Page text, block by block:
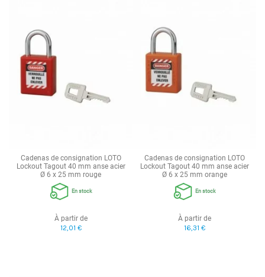
Cadenas de consignation LOTO
Lockout Tagout 40 mm anse acier
Ø 6 x 25 mm rouge
En stock
À partir de
12,01 €
Cadenas de consignation LOTO
Lockout Tagout 40 mm anse acier
Ø 6 x 25 mm orange
En stock
À partir de
16,31 €